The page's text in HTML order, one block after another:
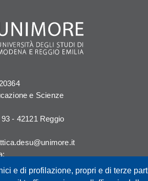
e di profilazione, propri e di terze
e Scienze
- 42121 Reggio